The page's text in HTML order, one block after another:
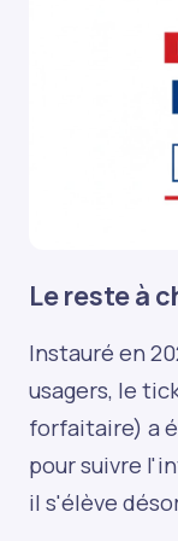
Le reste à
Instauré en
usagers, le
forfaitaire) a
pour suivre
il s'élève